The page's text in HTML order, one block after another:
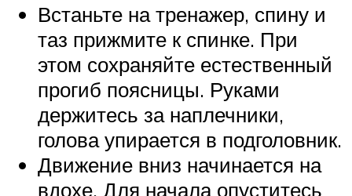
Встаньте на тренажер, спину и
таз прижмите к спинке. При
этом сохраняйте естественный
прогиб поясницы. Руками
держитесь за наплечники,
голова упирается в подголовник.
Движение вниз начинается на
вдохе. Для начала опуститесь